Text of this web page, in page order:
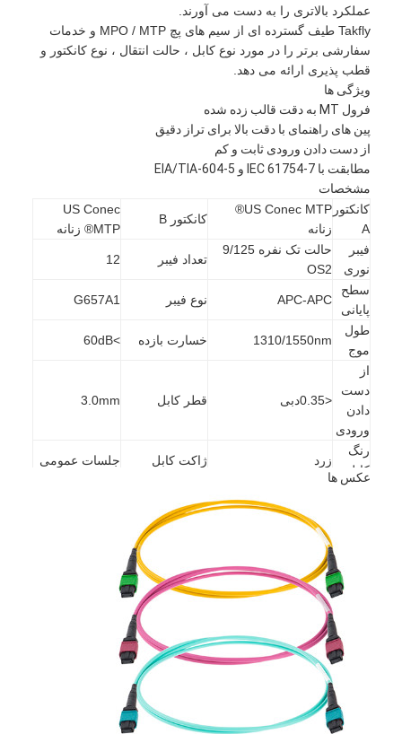
عملکرد بالاتری را به دست می آورند.
Takfly طیف گسترده ای از سیم های پچ MPO / MTP و خدمات
سفارشی برتر را در مورد نوع کابل ، حالت انتقال ، نوع کانکتور و
قطب پذیری ارائه می دهد.
ویژگی ها
فرول MT به دقت قالب زده شده
پین های راهنمای با دقت بالا برای تراز دقیق
از دست دادن ورودی ثابت و کم
مطابقت با IEC 61754-7 و EIA/TIA-604-5
مشخصات
کانکتور
A
US Conec MTP®
زنانه
کانکتور B
US Conec
MTP® زنانه
فیبر
نوری
حالت تک نفره 9/125
OS2
تعداد فیبر 12
سطح
پایانی
APC-APC نوع فیبر G657A1
طول
موج
1310/1550nm خسارت بازده >60dB
از
دست
دادن
ورودی
<0.35دبی قطر کابل 3.0mm
رنگ
کابل
زرد ژاکت کابل جلسات عمومی
سازی
عکس ها